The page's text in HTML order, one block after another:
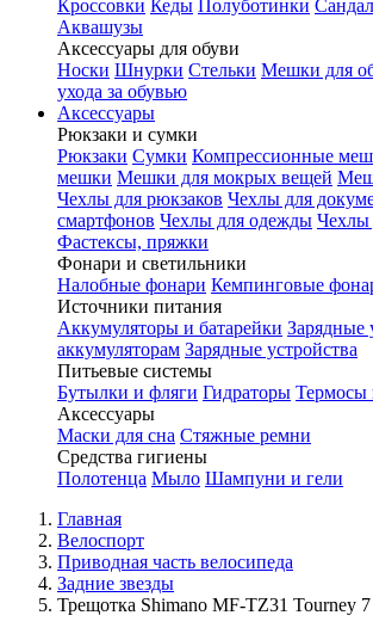
Кроссовки Кеды Полуботинки
Аквашузы
Аксессуары для обуви
Носки Шнурки Стельки Мешки для
ухода за обувью
Аксессуары
Рюкзаки и сумки
Рюкзаки Сумки Компрессионные
мешки Мешки для мокрых вещей
Чехлы для рюкзаков Чехлы для
смартфонов Чехлы для одежды Чехлы
Фастексы, пряжки
Фонари и светильники
Налобные фонари Кемпинговые
Источники питания
Аккумуляторы и батарейки Зарядные
аккумуляторам Зарядные устройства
Питьевые системы
Бутылки и фляги Гидраторы Термосы
Аксессуары
Маски для сна Стяжные ремни
Средства гигиены
Полотенца Мыло Шампуни и гели
Главная
Велоспорт
Приводная часть велосипеда
Задние звезды
Трещотка Shimano MF-TZ31 Tourney